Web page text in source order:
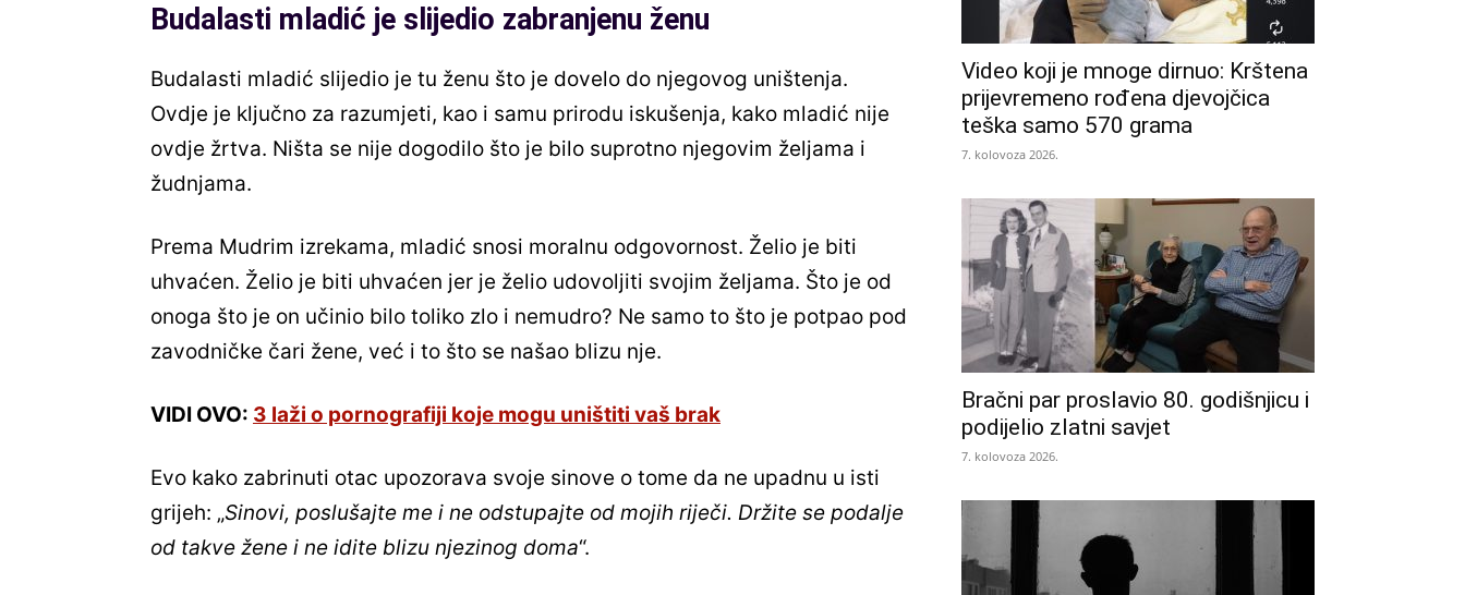
Budalasti mladić je slijedio zabranjenu ženu
Budalasti mladić slijedio je tu ženu što je dovelo do njegovog uništenja.
Ovdje je ključno za razumjeti, kao i samu prirodu iskušenja, kako mladić nije
ovdje žrtva. Ništa se nije dogodilo što je bilo suprotno njegovim željama i
žudnjama.
Prema Mudrim izrekama, mladić snosi moralnu odgovornost. Želio je biti
uhvaćen. Želio je biti uhvaćen jer je želio udovoljiti svojim željama. Što je od
onoga što je on učinio bilo toliko zlo i nemudro? Ne samo to što je potpao pod
zavodničke čari žene, već i to što se našao blizu nje.
VIDI OVO: 3 laži o pornografiji koje mogu uništiti vaš brak
Evo kako zabrinuti otac upozorava svoje sinove o tome da ne upadnu u isti
grijeh: „Sinovi, poslušajte me i ne odstupajte od mojih riječi. Držite se podalje
od takve žene i ne idite blizu njezinog doma“.
Video koji je mnoge dirnuo: Krštena
prijevremeno rođena djevojčica
teška samo 570 grama
7. kolovoza 2026.
Bračni par proslavio 80. godišnjicu i
podijelio zlatni savjet
7. kolovoza 2026.